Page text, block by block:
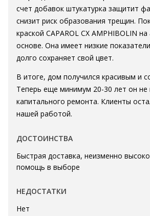
счет добавок штукатурка защитит
снизит риск образования трещин.
краской CAPAROL CX AMPHIBOLIN
основе. Она имеет низкие
долго сохраняет свой цвет.
В итоге, дом получился красивым и
Теперь еще минимум 20-30 лет он не
капитального ремонта. Клиенты
нашей работой.
ДОСТОИНСТВА
Быстрая доставка, неизменно
помощь в выборе
НЕДОСТАТКИ
Нет